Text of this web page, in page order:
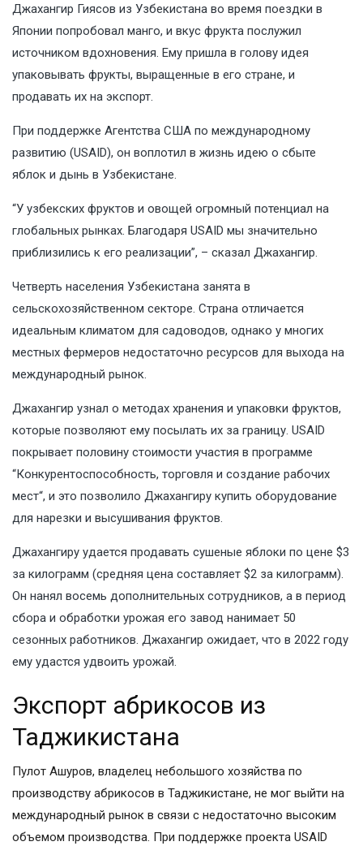
Джахангир Гиясов из Узбекистана во время поездки в
Японии попробовал манго, и вкус фрукта послужил
источником вдохновения. Ему пришла в голову идея
упаковывать фрукты, выращенные в его стране, и
продавать их на экспорт.
При поддержке Агентства США по международному
развитию (USAID), он воплотил в жизнь идею о сбыте
яблок и дынь в Узбекистане.
“У узбекских фруктов и овощей огромный потенциал на
глобальных рынках. Благодаря USAID мы значительно
приблизились к его реализации”, – сказал Джахангир.
Четверть населения Узбекистана занята в
сельскохозяйственном секторе. Страна отличается
идеальным климатом для садоводов, однако у многих
местных фермеров недостаточно ресурсов для выхода на
международный рынок.
Джахангир узнал о методах хранения и упаковки фруктов,
которые позволяют ему посылать их за границу. USAID
покрывает половину стоимости участия в программе
“Конкурентоспособность, торговля и создание рабочих
мест“, и это позволило Джахангиру купить оборудование
для нарезки и высушивания фруктов.
Джахангиру удается продавать сушеные яблоки по цене $3
за килограмм (средняя цена составляет $2 за килограмм).
Он нанял восемь дополнительных сотрудников, а в период
сбора и обработки урожая его завод нанимает 50
сезонных работников. Джахангир ожидает, что в 2022 году
ему удастся удвоить урожай.
Экспорт абрикосов из
Таджикистана
Пулот Ашуров, владелец небольшого хозяйства по
производству абрикосов в Таджикистане, не мог выйти на
международный рынок в связи с недостаточно высоким
объемом производства. При поддержке проекта USAID